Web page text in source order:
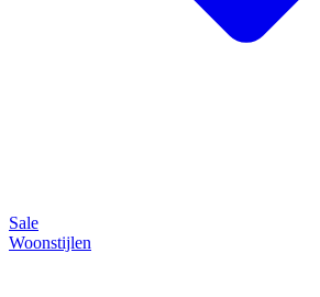
Sale
Woonstijlen